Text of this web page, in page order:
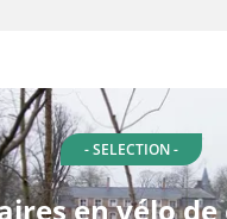
- SELECTION -
en vélo de